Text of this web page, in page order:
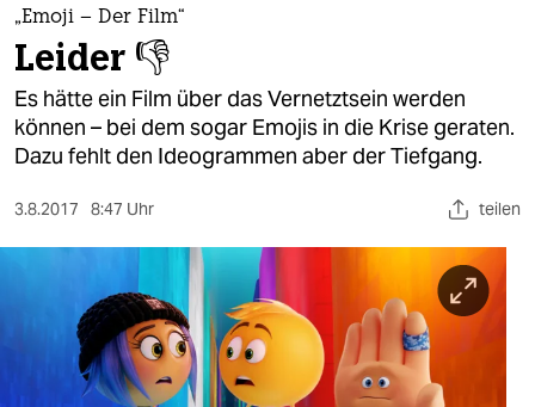
themen
politik
öko
berlin
nord
„Emoji – Der Film“
Leider 👎
Es hätte ein Film über das Vernetztsein werden
können – bei dem sogar Emojis in die Krise geraten.
Dazu fehlt den Ideogrammen aber der Tiefgang.
3.8.2017 8:47 Uhr teilen